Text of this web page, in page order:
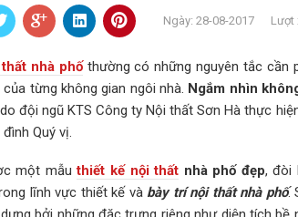
Ngày: 28-08-2017 Lượt
nhà phốthường có những nguyên tắc cần
từng không gian ngôi nhà. Ngắm nhìn
do đội ngũ KTS Công ty Nội thất Sơn Hà thực
Quý vị.
một mẫuthiết kế nội thất nhà phố đẹp, đòi
lĩnh vực thiết kế và bày trí nội thất nhà phố.